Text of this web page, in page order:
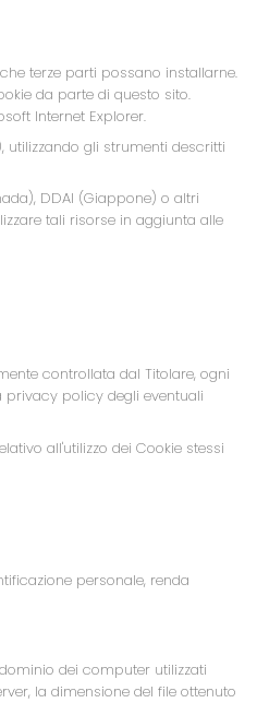
terze parti possano installarne.
da parte di questo sito.
Internet Explorer.
gli strumenti descritti
DDAI (Giappone) o altri
tali risorse in aggiunta alle
controllata dal Titolare, ogni
privacy policy degli eventuali
all'utilizzo dei Cookie stessi
personale, renda
dei computer utilizzati
la dimensione del file ottenuto